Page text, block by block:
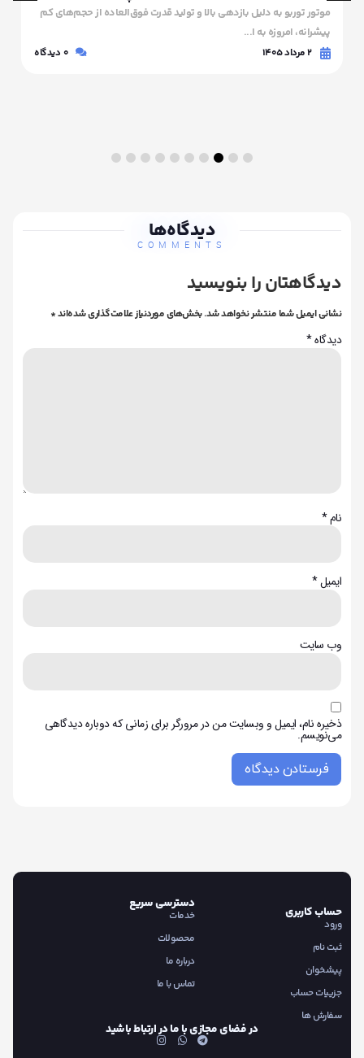
موتور توربو به دلیل بازدهی بالا و تولید قدرت فوق‌العاده از حجم‌های کم
پیشرانه، امروزه به ا...
۲ مرداد ۱۴۰۵ 0 دیدگاه
دیدگاه‌ها
COMMENTS
دیدگاهتان را بنویسید
نشانی ایمیل شما منتشر نخواهد شد.بخش‌های موردنیاز علامت‌گذاری شده‌اند*
دیدگاه*
نام*
ایمیل*
وب‌ سایت
ذخیره نام، ایمیل و وبسایت من در مرورگر برای زمانی که دوباره دیدگاهی
می‌نویسم.
حساب کاربری
ورود
ثبت نام
پیشخوان
جزییات حساب
سفارش ها
دسترسی سریع
خدمات
محصولات
درباره ما
تماس با ما
در فضای مجازی با ما در ارتباط باشید